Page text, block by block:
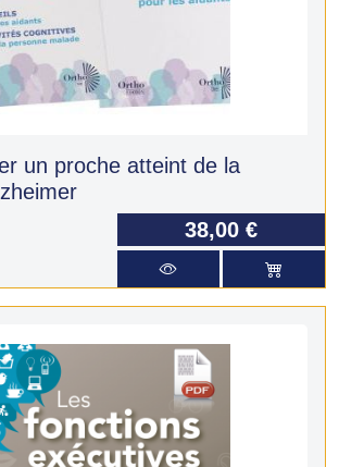
un proche atteint de la
38,00 €